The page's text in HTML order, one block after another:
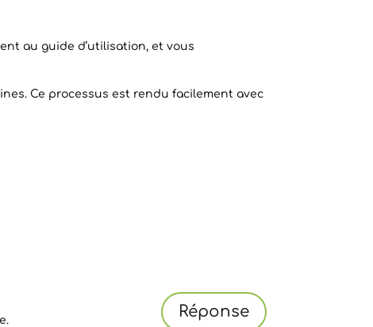
au guide d’utilisation, et vous
Ce processus est rendu facilement avec
Réponse